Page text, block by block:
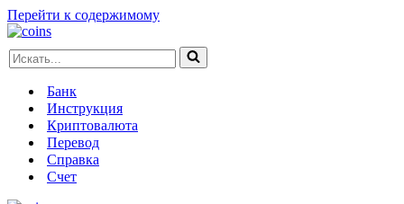
Перейти к содержимому
Искать...
Банк
Инструкция
Криптовалюта
Перевод
Справка
Счет